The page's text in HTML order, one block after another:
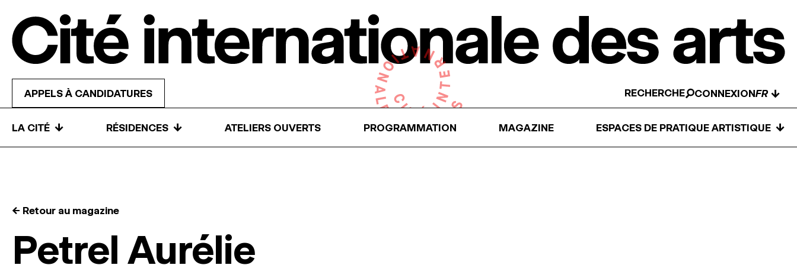
APPELS À CANDIDATURES RECHERCHE CONNEXION ↓
LA CITÉ ↓ RÉSIDENCES ↓ ATELIERS OUVERTS PROGRAMMATION MAGAZINE ESPACES DE PRATIQUE ARTISTIQUE ↓
← Retour au magazine
Petrel Aurélie